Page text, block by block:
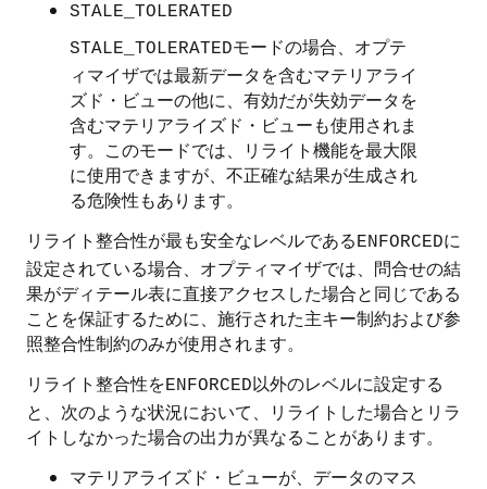
STALE_TOLERATED
STALE_TOLERATEDモードの場合、オプテ
ィマイザでは最新データを含むマテリアライ
ズド・ビューの他に、有効だが失効データを
含むマテリアライズド・ビューも使用されま
す。このモードでは、リライト機能を最大限
に使用できますが、不正確な結果が生成され
る危険性もあります。
リライト整合性が最も安全なレベルであるENFORCEDに
設定されている場合、オプティマイザでは、問合せの結
果がディテール表に直接アクセスした場合と同じである
ことを保証するために、施行された主キー制約および参
照整合性制約のみが使用されます。
リライト整合性をENFORCED以外のレベルに設定する
と、次のような状況において、リライトした場合とリラ
イトしなかった場合の出力が異なることがあります。
マテリアライズド・ビューが、データのマス